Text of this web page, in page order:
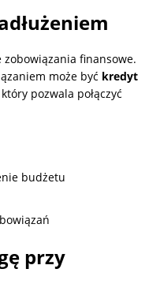
finansowe.
może być kredyt
pozwala połączyć
budżetu
przy